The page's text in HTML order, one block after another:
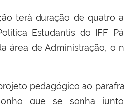
terá duração de quatro
Estudantis do IFF
área de Administração, o
pedagógico ao
que se sonha junto